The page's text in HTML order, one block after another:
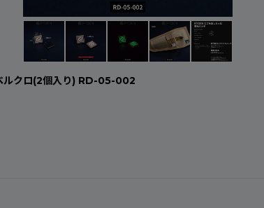
ルクロ(2個入り) RD-05-002